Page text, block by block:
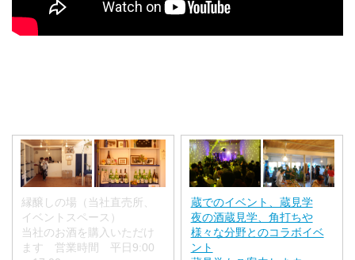
縁醸しの場（当社直売所、
イベントスペース）
当社のお酒を購入いただけ
ます 営業時間 平日9:00
蔵でのイベント、蔵見学
夜の酒蔵見学、角打ちや
様々な分野とのコラボイベ
ント